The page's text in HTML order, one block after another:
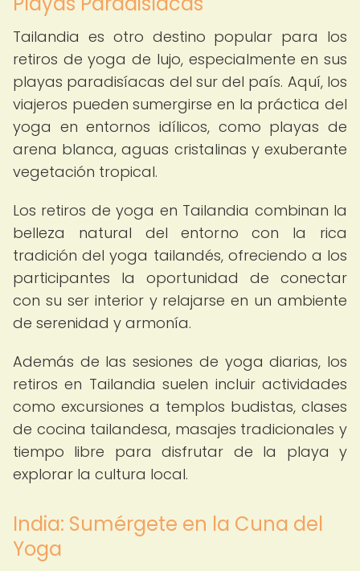
Tailandia es otro destino popular para los
retiros de yoga de lujo, especialmente en sus
playas paradisíacas del sur del país. Aquí, los
viajeros pueden sumergirse en la práctica del
yoga en entornos idílicos, como playas de
arena blanca, aguas cristalinas y exuberante
vegetación tropical.
Los retiros de yoga en Tailandia combinan la
belleza natural del entorno con la rica
tradición del yoga tailandés, ofreciendo a los
participantes la oportunidad de conectar
con su ser interior y relajarse en un ambiente
de serenidad y armonía.
Además de las sesiones de yoga diarias, los
retiros en Tailandia suelen incluir actividades
como excursiones a templos budistas, clases
de cocina tailandesa, masajes tradicionales y
tiempo libre para disfrutar de la playa y
explorar la cultura local.
India: Sumérgete en la Cuna del
Yoga